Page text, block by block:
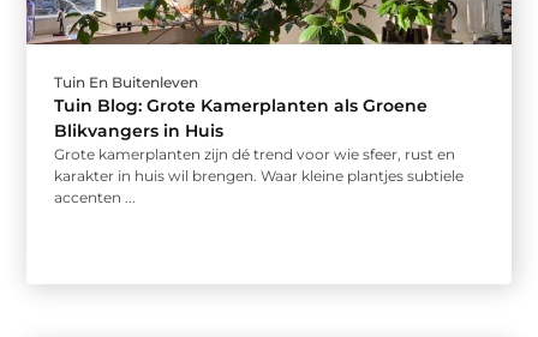
Tuin En Buitenleven
Tuin Blog: Grote Kamerplanten als Groene
Blikvangers in Huis
Grote kamerplanten zijn dé trend voor wie sfeer, rust en
karakter in huis wil brengen. Waar kleine plantjes subtiele
accenten ...